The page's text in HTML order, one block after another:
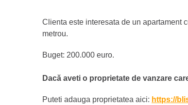
Clienta este interesata de un apartament
metrou.
Buget: 200.000 euro.
Dacă aveti o proprietate de vanzare
Puteti adauga proprietatea aici: https://